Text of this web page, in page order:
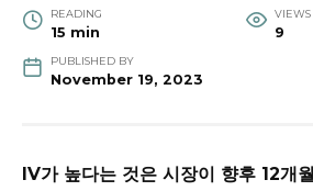
READING
15 min
VIEWS
9
PUBLISHED BY
November 19, 2023
IV가 높다는 것은 시장이 향후 12개